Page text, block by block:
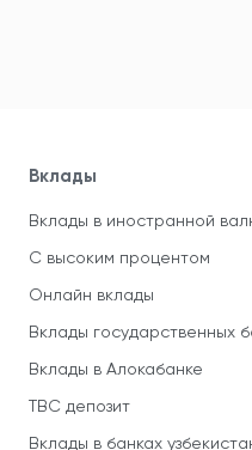
Вклады
Вклады в иностранной
С высоким процентом
Онлайн вклады
Вклады государственных
Вклады в Алокабанке
TBC депозит
Вклады в банках